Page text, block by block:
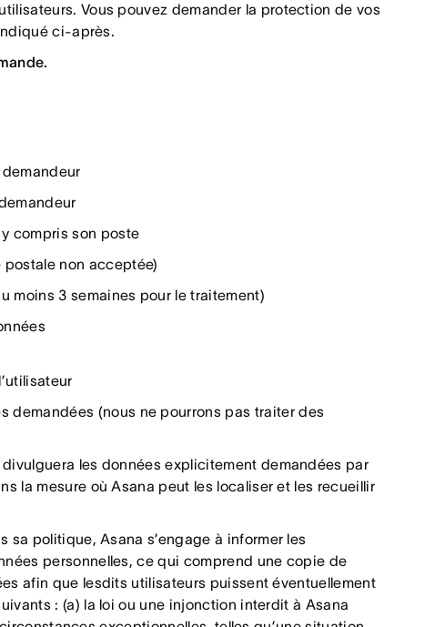
Vous pouvez demander la protection de vos
ci-après.
compris son poste
postale non acceptée)
moins 3 semaines pour le traitement)
demandées (nous ne pourrons pas traiter des
les données explicitement demandées par
la mesure où Asana peut les localiser et les recueillir
sa politique, Asana s’engage à informer les
personnelles, ce qui comprend une copie de
afin que lesdits utilisateurs puissent éventuellement
: (a) la loi ou une injonction interdit à Asana